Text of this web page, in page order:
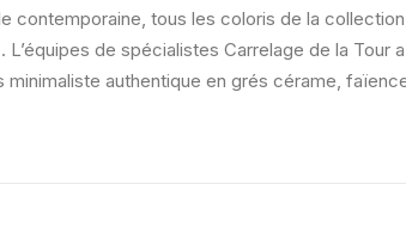
tous les coloris de la
de spécialistes Carrelage de la
authentique en grés cérame,